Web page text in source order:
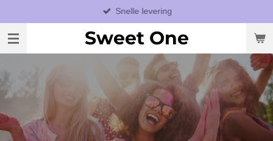
direct
naar
de
Sweet One
Snelle levering